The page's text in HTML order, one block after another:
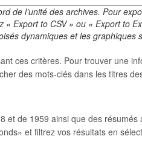
de l’unité des archives. Pour
Export to CSV » ou « Export to
dynamiques et les graphiques
ces critères. Pour trouver une
des mots-clés dans les titres
et de 1959 ainsi que des
et filtrez vos résultats en